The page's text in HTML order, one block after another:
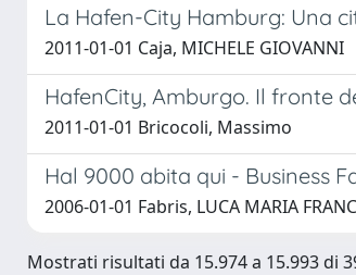
La Hafen-City Hamburg: Una
2011-01-01 Caja, MICHELE GIOVANNI
HafenCity, Amburgo. Il fronte
2011-01-01 Bricocoli, Massimo
Hal 9000 abita qui - Business
2006-01-01 Fabris, LUCA MARIA
Mostrati risultati da 15.974 a 15.993 di